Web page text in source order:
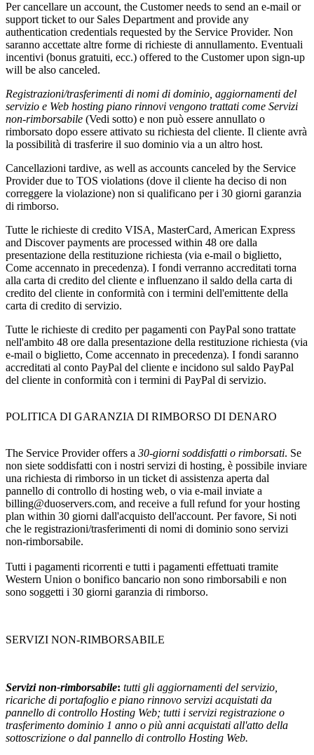
Per cancellare un account, the Customer needs to send an e-mail or
support ticket to our Sales Department and provide any
authentication credentials requested by the Service Provider. Non
saranno accettate altre forme di richieste di annullamento. Eventuali
incentivi (bonus gratuiti, ecc.) offered to the Customer upon sign-up
will be also canceled.
Registrazioni/trasferimenti di nomi di dominio aggiornamenti del
servizio e Web hosting piano rinnovi vengono trattati come Servizi
non-rimborsabile (Vedi sotto) e non può essere annullato o
rimborsato dopo essere attivato su richiesta del cliente. Il cliente avrà
la possibilità di trasferire il suo dominio via a un altro host.
Cancellazioni tardive, as well as accounts canceled by the Service
Provider due to TOS violations (dove il cliente ha deciso di non
correggere la violazione) non si qualificano per i 30 giorni garanzia
di rimborso.
Tutte le richieste di credito VISA, MasterCard, American Express
and Discover payments are processed within 48 ore dalla
presentazione della restituzione richiesta (via e-mail o biglietto,
Come accennato in precedenza). I fondi verranno accreditati torna
alla carta di credito del cliente e influenzano il saldo della carta di
credito del cliente in conformità con i termini dell'emittente della
carta di credito di servizio.
Tutte le richieste di credito per pagamenti con PayPal sono trattate
nell'ambito 48 ore dalla presentazione della restituzione richiesta (via
e-mail o biglietto, Come accennato in precedenza). I fondi saranno
accreditati al conto PayPal del cliente e incidono sul saldo PayPal
del cliente in conformità con i termini di PayPal di servizio.
POLITICA DI GARANZIA DI RIMBORSO DI DENARO
The Service Provider offers a 30-giorni soddisfatti o rimborsati. Se
non siete soddisfatti con i nostri servizi di hosting, è possibile inviare
una richiesta di rimborso in un ticket di assistenza aperta dal
pannello di controllo di hosting web, o via e-mail inviate a
billing@duoservers.com, and receive a full refund for your hosting
plan within 30 giorni dall'acquisto dell'account. Per favore, Si noti
che le registrazioni/trasferimenti di nomi di dominio sono servizi
non-rimborsabile.
Tutti i pagamenti ricorrenti e tutti i pagamenti effettuati tramite
Western Union o bonifico bancario non sono rimborsabili e non
sono soggetti i 30 giorni garanzia di rimborso.
SERVIZI NON-RIMBORSABILE
Servizi non-rimborsabile: tutti gli aggiornamenti del servizio,
ricariche di portafoglio e piano rinnovo servizi acquistati da
pannello di controllo Hosting Web; tutti i servizi registrazione o
trasferimento dominio 1 anno o più anni acquistati all'atto della
sottoscrizione o dal pannello di controllo Hosting Web.